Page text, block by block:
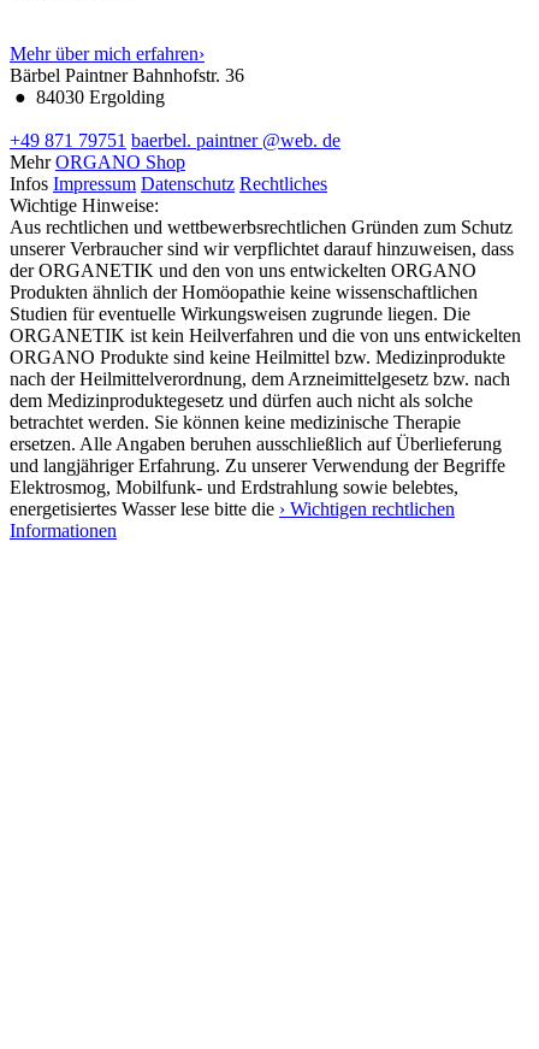
Mehr über mich erfahren›
Bärbel PaintnerBahnhofstr. 36
● 84030 Ergolding
+49 871 79751 baerbel. paintner @web. de
Mehr ORGANO Shop
Infos Impressum Datenschutz Rechtliches
Wichtige Hinweise:
Aus rechtlichen und wettbewerbsrechtlichen Gründen zum Schutz
unserer Verbraucher sind wir verpflichtet darauf hinzuweisen, dass
der ORGANETIK und den von uns entwickelten ORGANO
Produkten ähnlich der Homöopathie keine wissenschaftlichen
Studien für eventuelle Wirkungsweisen zugrunde liegen. Die
ORGANETIK ist kein Heilverfahren und die von uns entwickelten
ORGANO Produkte sind keine Heilmittel bzw. Medizinprodukte
nach der Heilmittelverordnung, dem Arzneimittelgesetz bzw. nach
dem Medizinproduktegesetz und dürfen auch nicht als solche
betrachtet werden. Sie können keine medizinische Therapie
ersetzen. Alle Angaben beruhen ausschließlich auf Überlieferung
und langjähriger Erfahrung. Zu unserer Verwendung der Begriffe
Elektrosmog, Mobilfunk- und Erdstrahlung sowie belebtes,
energetisiertes Wasser lese bitte die › Wichtigen rechtlichen
Informationen